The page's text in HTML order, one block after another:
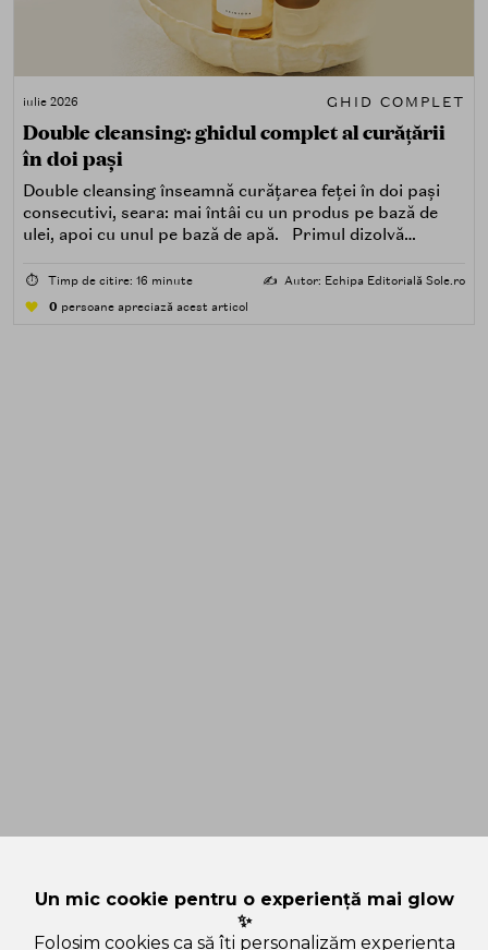
iulie 2026 GHID COMPLET
Double cleansing: ghidul complet al curățării
în doi pași
Double cleansing înseamnă curățarea feței în doi pași
consecutivi, seara: mai întâi cu un produs pe bază de
ulei, apoi cu unul pe bază de apă. Primul dizolvă
poluare. Al doilea îndepărtează impuritățile solubile în
⏱️ Timp de citire: 16 minute ✍️ Autor: Echipa Editorială Sole.ro
0 persoane apreciază acest articol
Un mic cookie pentru o experiență mai glow
✨
Folosim cookies ca să îți personalizăm experiența